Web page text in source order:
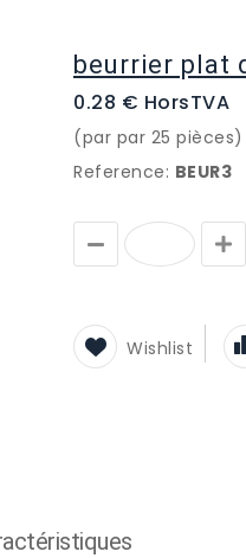
beurrier plat
0.28 € HorsTVA
(par par 25 pièces)
Reference: BEUR3
Wishlist